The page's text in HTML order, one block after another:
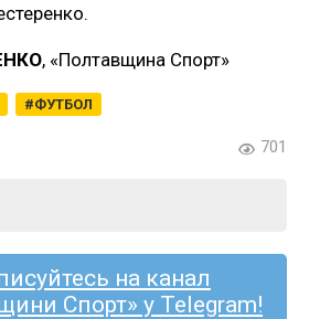
, «Полтавщина Спорт»
ФУТБОЛ
701
на канал
Спорт» у Telegram!